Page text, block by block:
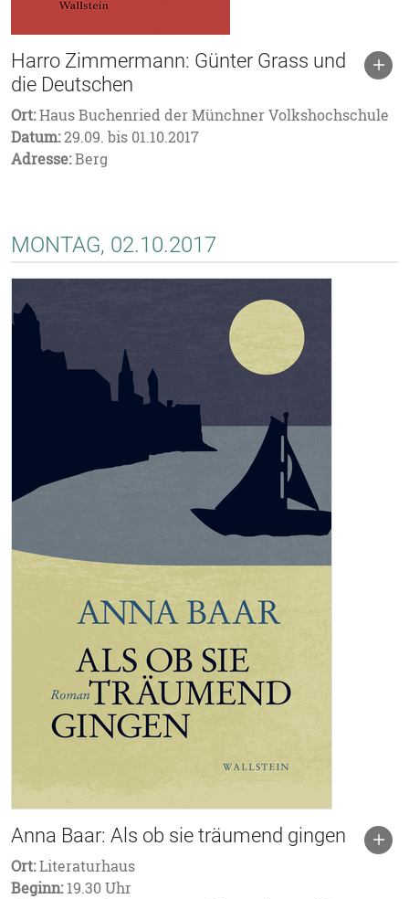
Harro Zimmermann: Günter Grass und
die Deutschen
Ort:Haus Buchenried der Münchner Volkshochschule
Datum:29.09. bis 01.10.2017
Adresse:Berg
MONTAG, 02.10.2017
Anna Baar: Als ob sie träumend gingen
Ort:Literaturhaus
Beginn:19.30 Uhr